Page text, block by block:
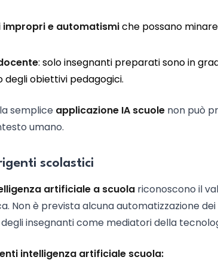
impropri e automatismiche possano
: solo insegnanti preparati sono in
obiettivi pedagogici.
semplice applicazione IA scuole non può
umano.
scolastici
artificiale a scuola riconoscono il
Non è prevista alcuna automatizzazione
insegnanti come mediatori della
intelligenza artificiale scuola: